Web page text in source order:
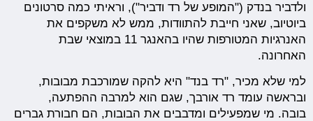
ולדביר בנדק ("המופע של רד ודביר"), וראיתי כמה סרטונים
ביוטיוב, שאני חייבת להתוודות, ממש לא משקפים את
האנרגיות המטורפות שהיו בהאנגר 11 במוצאי שבת
האחרונה.
למי שלא מכיר, "רד בנד" היא להקה שמורכבת מבובות,
ובראשה עומד רד אורבך, שגם הוא למרבה ההפתעה,
בובה. מי שמפעילים ומדבבים את הבובות, הם חבורת גברים